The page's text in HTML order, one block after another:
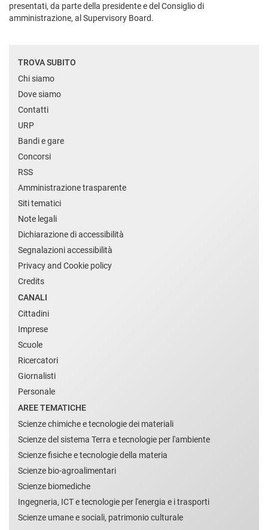
presentati, da parte della presidente e del Consiglio di
amministrazione, al Supervisory Board.
TROVA SUBITO
Chi siamo
Dove siamo
Contatti
URP
Bandi e gare
Concorsi
RSS
Amministrazione trasparente
Siti tematici
Note legali
Dichiarazione di accessibilità
Segnalazioni accessibilità
Privacy and Cookie policy
Credits
CANALI
Cittadini
Imprese
Scuole
Ricercatori
Giornalisti
Personale
AREE TEMATICHE
Scienze chimiche e tecnologie dei materiali
Scienze del sistema Terra e tecnologie per l'ambiente
Scienze fisiche e tecnologie della materia
Scienze bio-agroalimentari
Scienze biomediche
Ingegneria, ICT e tecnologie per l'energia e i trasporti
Scienze umane e sociali, patrimonio culturale